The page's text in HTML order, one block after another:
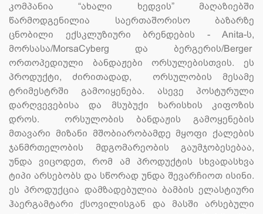
კომპანია “ახალი ხედვის” მაღაზიებში
წარმოდგენილია საერთაშორისო ბაზარზე
ცნობილი ექსკლუზიური ბრენდების - Anita-ს,
მორსასა/MorsaCyberg და ბერგერის/Berger
ორთოპედიული ბანდაჟები ორსულებისთვის. ეს
პროდუქტი, ძირითადად, ორსულობის მესამე
ტრიმესტრში გამოიყენება. ასევე პოსტურული
დარღვევებისა და მსუბუქი ხარისხის კიფოზის
დროს. ორსულობის ბანდაჟის გამოყენების
მთავარი მიზანი მშობიარობამდე მყოფი ქალების
ჯანმრთელობის მდგომარეობის გაუმჯობესებაა,
უნდა ვიცოდეთ, რომ ამ პროდუქტის სხვადასხვა
ტიპი არსებობს და სწორად უნდა შევარჩიოთ ისინი.
ეს პროდუქცია დამზადებულია ბამბის ელასტიური
ჰაერგამტარი ქსოვილისგან და მასში არსებული